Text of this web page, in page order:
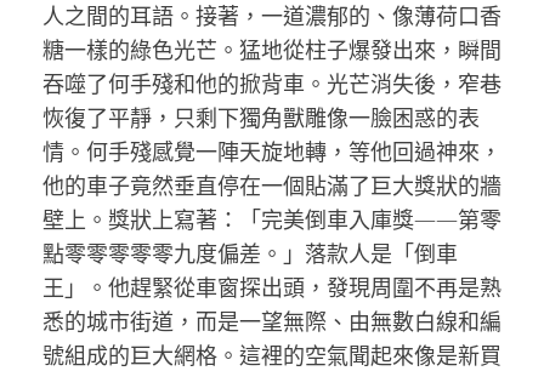
人之間的耳語。接著，一道濃郁的、像薄荷口香
糖一樣的綠色光芒。猛地從柱子爆發出來，瞬間
吞噬了何手殘和他的掀背車。光芒消失後，窄巷
恢復了平靜，只剩下獨角獸雕像一臉困惑的表
情。何手殘感覺一陣天旋地轉，等他回過神來，
他的車子竟然垂直停在一個貼滿了巨大獎狀的牆
壁上。獎狀上寫著：「完美倒車入庫獎——第零
點零零零零零九度偏差。」落款人是「倒車
王」。他趕緊從車窗探出頭，發現周圍不再是熟
悉的城市街道，而是一望無際、由無數白線和編
號組成的巨大網格。這裡的空氣聞起來像是新買